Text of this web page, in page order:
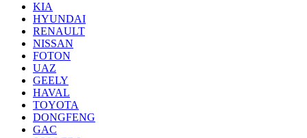
KIA
HYUNDAI
RENAULT
NISSAN
FOTON
UAZ
GEELY
HAVAL
TOYOTA
DONGFENG
GAC